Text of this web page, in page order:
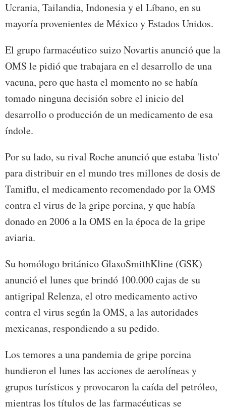
Ucrania, Tailandia, Indonesia y el Líbano, en su
mayoría provenientes de México y Estados Unidos.
El grupo farmacéutico suizo Novartis anunció que la
OMS le pidió que trabajara en el desarrollo de una
vacuna, pero que hasta el momento no se había
tomado ninguna decisión sobre el inicio del
desarrollo o producción de un medicamento de esa
índole.
Por su lado, su rival Roche anunció que estaba 'listo'
para distribuir en el mundo tres millones de dosis de
Tamiflu, el medicamento recomendado por la OMS
contra el virus de la gripe porcina, y que había
donado en 2006 a la OMS en la época de la gripe
aviaria.
Su homólogo británico GlaxoSmithKline (GSK)
anunció el lunes que brindó 100.000 cajas de su
antigripal Relenza, el otro medicamento activo
contra el virus según la OMS, a las autoridades
mexicanas, respondiendo a su pedido.
Los temores a una pandemia de gripe porcina
hundieron el lunes las acciones de aerolíneas y
grupos turísticos y provocaron la caída del petróleo,
mientras los títulos de las farmacéuticas se